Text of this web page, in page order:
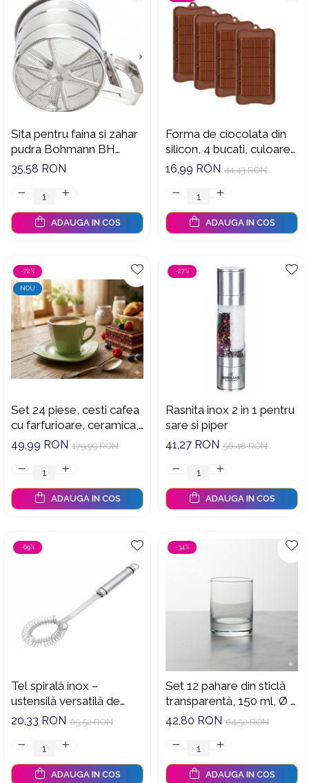
Sita pentru faina si zahar
pudra Bohmann BH
7742, 600 ml, mecanica,
35,58 RON
ADAUGA IN COS
Forma de ciocolata din
silicon, 4 bucati, culoare
maro, reutilizabila
44,43 RON
16,99 RON
ADAUGA IN COS
-72%
NOU
Set 24 piese, cesti cafea
cu farfurioare, ceramica,
model modern verde,
179,99 RON
49,99 RON
ADAUGA IN COS
-27%
Rasnita inox 2 in 1 pentru
sare si piper
56,48 RON
41,27 RON
ADAUGA IN COS
-69%
Tel spirală inox –
ustensilă versatilă de
amestecare & curățare,
spălat
65,52 RON
20,33 RON
ADAUGA IN COS
-34%
Set 12 pahare din sticlă
transparentă, 150 ml, Ø 7
cm, H 8 cm, bază
whisky, uz casnic &
HoReCa
64,52 RON
42,80 RON
ADAUGA IN COS